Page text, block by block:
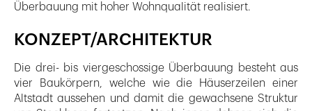
Überbauung mit hoher Wohnqualität realisiert.
KONZEPT/ARCHITEKTUR
Die drei- bis viergeschossige Überbauung besteht aus
vier Baukörpern, welche wie die Häuserzeilen einer
Altstadt aussehen und damit die gewachsene Struktur